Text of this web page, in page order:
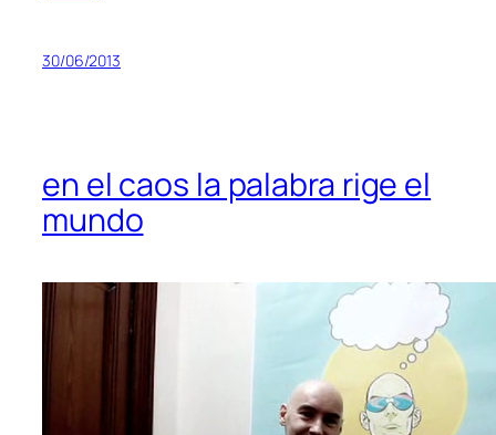
30/06/2013
en el caos la palabra rige el
mundo